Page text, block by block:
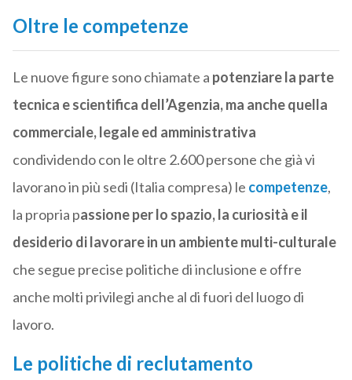
Oltre le competenze
Le nuove figure sono chiamate a potenziare la parte
tecnica e scientifica dell’Agenzia, ma anche quella
commerciale, legale ed amministrativa
condividendo con le oltre 2.600 persone che già vi
lavorano in più sedi (Italia compresa) le competenze,
la propria passione per lo spazio, la curiosità e il
desiderio di lavorare in un ambiente multi-culturale
che segue precise politiche di inclusione e offre
anche molti privilegi anche al di fuori del luogo di
lavoro.
Le politiche di reclutamento